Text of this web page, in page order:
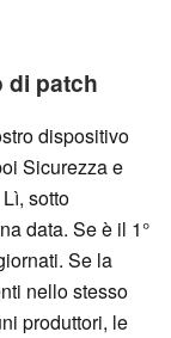
di patch
dispositivo
Sicurezza e
sotto
data. Se è il 1°
Se la
nello stesso
produttori, le